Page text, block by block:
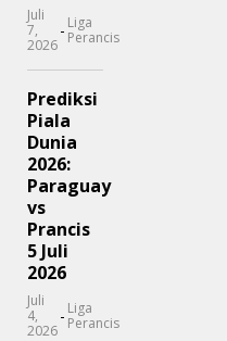
Juli
7,
2026
- Liga
Perancis
Prediksi
Piala
Dunia
2026:
Paraguay
vs
Prancis
5 Juli
2026
Juli
4,
2026
- Liga
Perancis